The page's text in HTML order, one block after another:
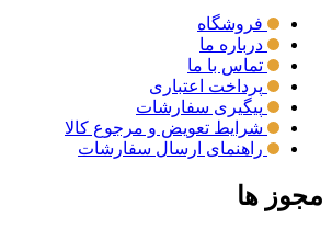
فروشگاه
درباره ما
تماس با ما
پرداخت اعتباری
پیگیری سفارشات
شرایط تعویض و مرجوع کالا
راهنمای ارسال سفارشات
مجوز ها